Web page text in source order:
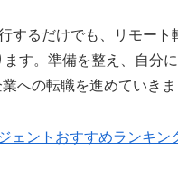
するだけでも、リモート
ます。準備を整え、自分
への転職を進めていきま
ェントおすすめランキン